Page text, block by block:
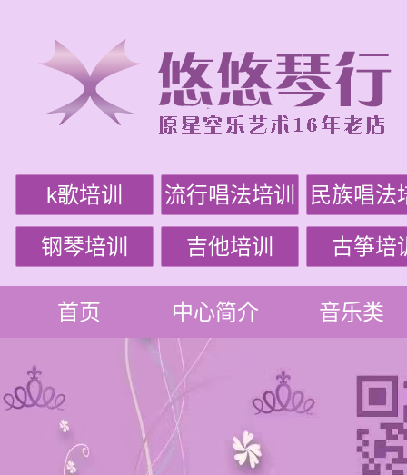
k歌培训 流行唱法培训 民族唱法
钢琴培训 吉他培训 古筝培
首页 中心简介 音乐类